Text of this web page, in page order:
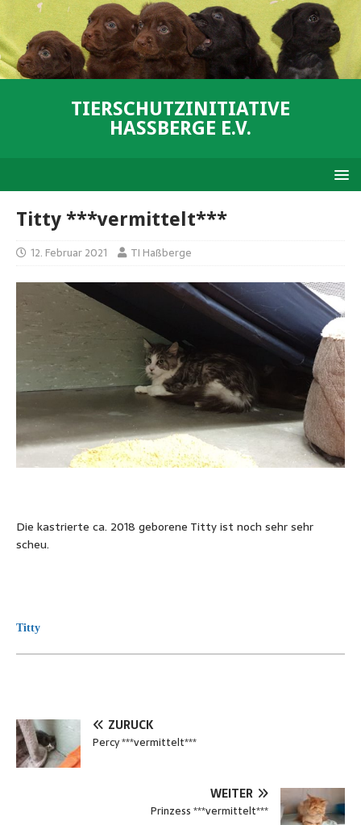
TIERSCHUTZINITIATIVE
HASSBERGE E.V.
Titty ***vermittelt***
12. Februar 2021 TI Haßberge
Die kastrierte ca. 2018 geborene Titty ist noch sehr sehr
scheu.
Titty
ZURÜCK
Percy ***vermittelt***
WEITER
Prinzess ***vermittelt***